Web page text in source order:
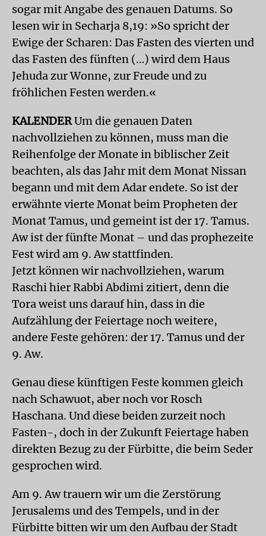
sogar mit Angabe des genauen Datums. So
lesen wir in Secharja 8,19: »So spricht der
Ewige der Scharen: Das Fasten des vierten und
das Fasten des fünften (…) wird dem Haus
Jehuda zur Wonne, zur Freude und zu
fröhlichen Festen werden.«
KALENDERUm die genauen Daten
nachvollziehen zu können, muss man die
Reihenfolge der Monate in biblischer Zeit
beachten, als das Jahr mit dem Monat Nissan
begann und mit dem Adar endete. So ist der
erwähnte vierte Monat beim Propheten der
Monat Tamus, und gemeint ist der 17. Tamus.
Aw ist der fünfte Monat – und das prophezeite
Fest wird am 9. Aw stattfinden.
Jetzt können wir nachvollziehen, warum
Raschi hier Rabbi Abdimi zitiert, denn die
Tora weist uns darauf hin, dass in die
Aufzählung der Feiertage noch weitere,
andere Feste gehören: der 17. Tamus und der
9. Aw.
Genau diese künftigen Feste kommen gleich
nach Schawuot, aber noch vor Rosch
Haschana. Und diese beiden zurzeit noch
Fasten-, doch in der Zukunft Feiertage haben
direkten Bezug zu der Fürbitte, die beim Seder
gesprochen wird.
Am 9. Aw trauern wir um die Zerstörung
Jerusalems und des Tempels, und in der
Fürbitte bitten wir um den Aufbau der Stadt